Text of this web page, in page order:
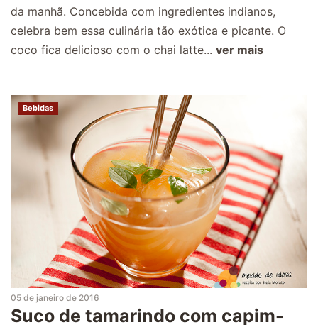
da manhã. Concebida com ingredientes indianos,
celebra bem essa culinária tão exótica e picante. O
coco fica delicioso com o chai latte... ver mais
Bebidas
05 de janeiro de 2016
Suco de tamarindo com capim-